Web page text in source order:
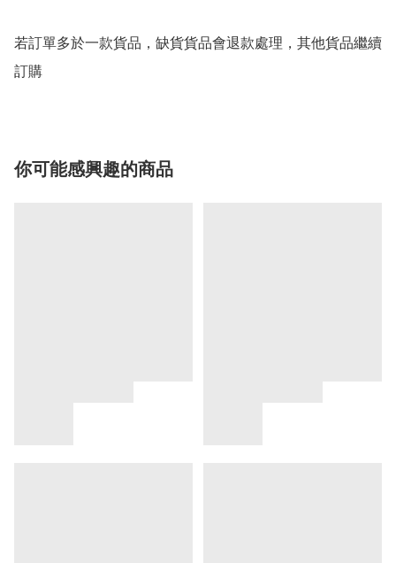
若訂單多於一款貨品，缺貨貨品會退款處理，其他貨品繼續
你可能感興趣的商品